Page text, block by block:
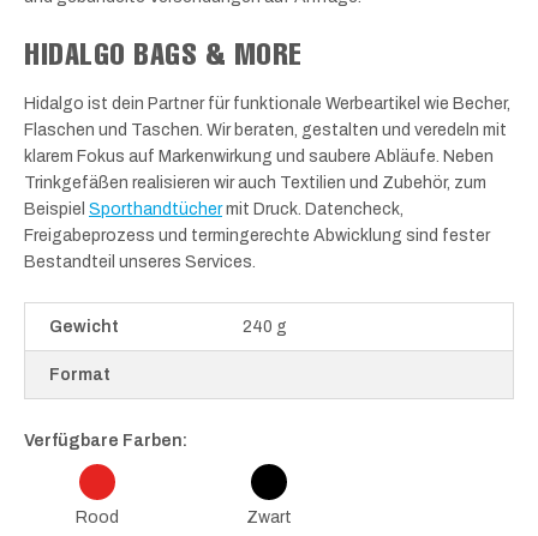
HIDALGO BAGS & MORE
Hidalgo ist dein Partner für funktionale Werbeartikel wie Becher,
Flaschen und Taschen. Wir beraten, gestalten und veredeln mit
klarem Fokus auf Markenwirkung und saubere Abläufe. Neben
Trinkgefäßen realisieren wir auch Textilien und Zubehör, zum
Beispiel Sporthandtüchermit Druck. Datencheck,
Freigabeprozess und termingerechte Abwicklung sind fester
Bestandteil unseres Services.
Gewicht 240 g
Format
Verfügbare Farben:
Rood Zwart